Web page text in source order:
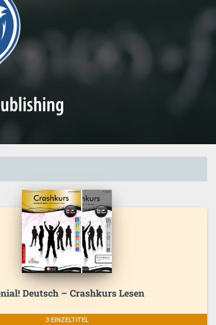
Deutsch – Crashkurs Lesen
3 EINZELTITEL